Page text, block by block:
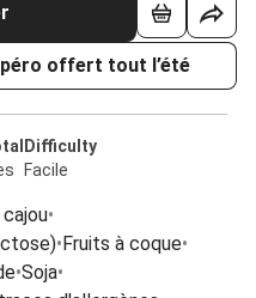
offert tout l’été
Difficulty
Facile
•
•Fruits à coque•
•Soja•